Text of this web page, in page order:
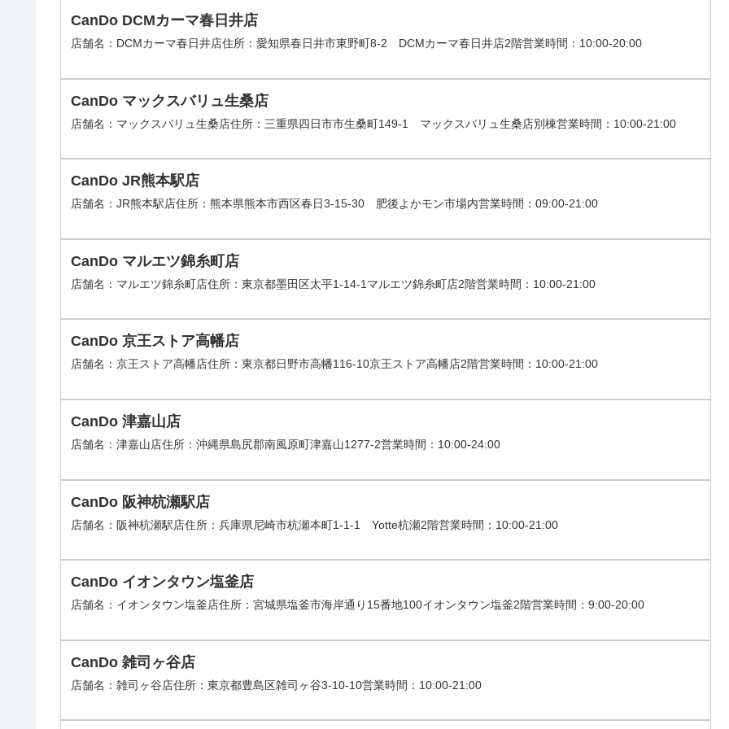
CanDo DCMカーマ春日井店
店舗名：DCMカーマ春日井店住所：愛知県春日井市東野町8-2 DCMカーマ春日井店2階営業時間：10:00-20:00
CanDo マックスバリュ生桑店
店舗名：マックスバリュ生桑店住所：三重県四日市市生桑町149-1 マックスバリュ生桑店別棟営業時間：10:00-21:00
CanDo JR熊本駅店
店舗名：JR熊本駅店住所：熊本県熊本市西区春日3-15-30 肥後よかモン市場内営業時間：09:00-21:00
CanDo マルエツ錦糸町店
店舗名：マルエツ錦糸町店住所：東京都墨田区太平1-14-1マルエツ錦糸町店2階営業時間：10:00-21:00
CanDo 京王ストア高幡店
店舗名：京王ストア高幡店住所：東京都日野市高幡116-10京王ストア高幡店2階営業時間：10:00-21:00
CanDo 津嘉山店
店舗名：津嘉山店住所：沖縄県島尻郡南風原町津嘉山1277-2営業時間：10:00-24:00
CanDo 阪神杭瀬駅店
店舗名：阪神杭瀬駅店住所：兵庫県尼崎市杭瀬本町1-1-1 Yotte杭瀬2階営業時間：10:00-21:00
CanDo イオンタウン塩釜店
店舗名：イオンタウン塩釜店住所：宮城県塩釜市海岸通り15番地100イオンタウン塩釜2階営業時間：9:00-20:00
CanDo 雑司ヶ谷店
店舗名：雑司ヶ谷店住所：東京都豊島区雑司ヶ谷3-10-10営業時間：10:00-21:00